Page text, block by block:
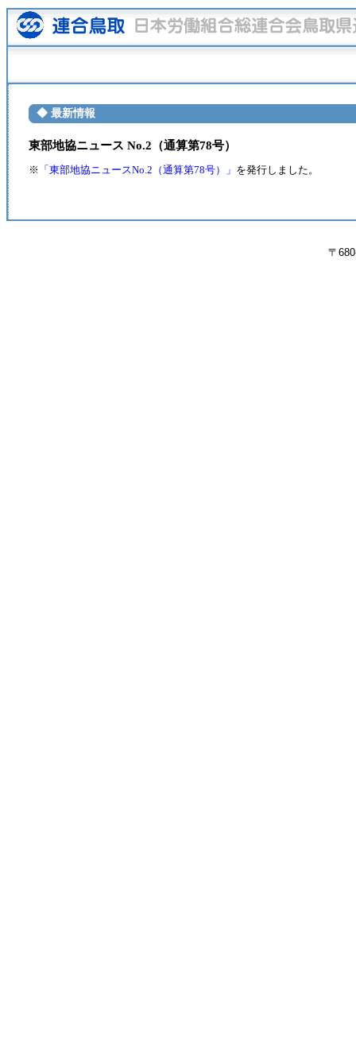
◆ 最新情報
東部地協ニュース No.2（通算第78号）
※ 「東部地協ニュースNo.2（通算第78号）」 を発行しました。
〒